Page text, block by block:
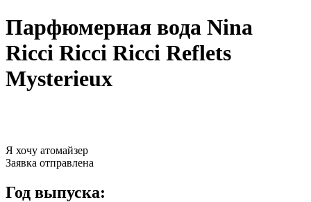
Парфюмерная вода Nina
Ricci Ricci Ricci Reflets
Mysterieux
Я хочу атомайзер
Заявка отправлена
Год выпуска: